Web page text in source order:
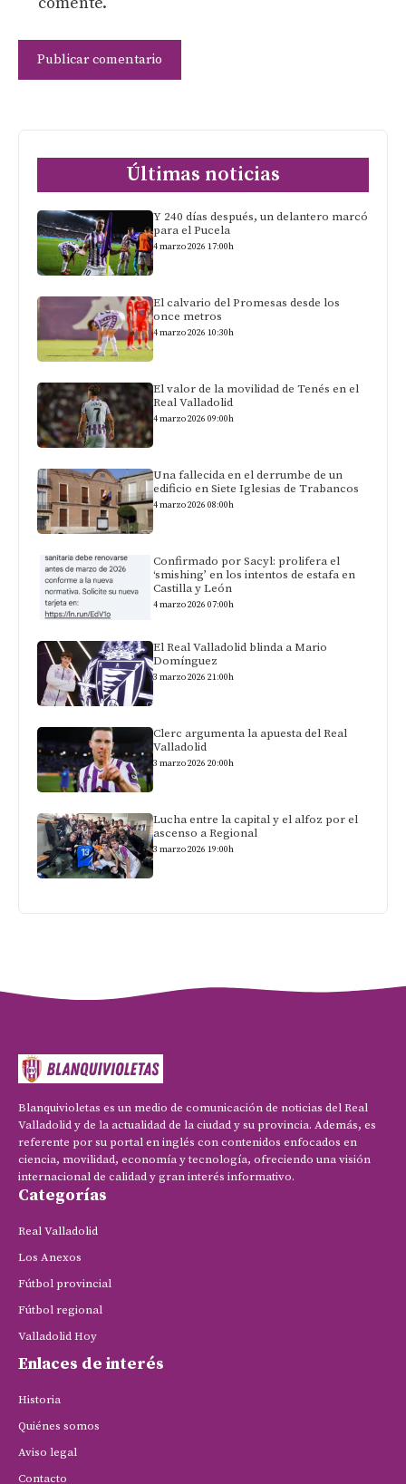
Últimas noticias
Y 240 días después, un delantero marcó
para el Pucela
4 marzo 2026 17:00h
El calvario del Promesas desde los
once metros
4 marzo 2026 10:30h
El valor de la movilidad de Tenés en el
Real Valladolid
4 marzo 2026 09:00h
Una fallecida en el derrumbe de un
edificio en Siete Iglesias de Trabancos
4 marzo 2026 08:00h
Confirmado por Sacyl: prolifera el
‘smishing’ en los intentos de estafa en
Castilla y León
4 marzo 2026 07:00h
El Real Valladolid blinda a Mario
Domínguez
3 marzo 2026 21:00h
Clerc argumenta la apuesta del Real
Valladolid
3 marzo 2026 20:00h
Lucha entre la capital y el alfoz por el
ascenso a Regional
3 marzo 2026 19:00h
Blanquivioletas es un medio de comunicación de noticias del Real
Valladolid y de la actualidad de la ciudad y su provincia. Además, es
referente por su portal en inglés con contenidos enfocados en
ciencia, movilidad, economía y tecnología, ofreciendo una visión
internacional de calidad y gran interés informativo.
Categorías
Real Valladolid
Los Anexos
Fútbol provincial
Fútbol regional
Valladolid Hoy
Enlaces de interés
Historia
Quiénes somos
Aviso legal
Contacto